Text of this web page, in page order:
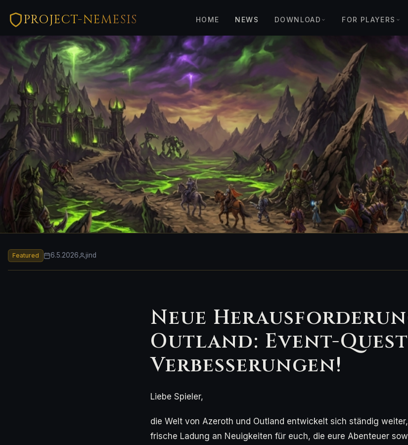
PROJECT-NEMESIS HOME NEWS DOWNLOAD FOR PLAYERS
Featured 6.5.2026 jind
Neue
Outland: Event-
Verbesserungen!
Liebe Spieler,
die Welt von Azeroth und Outland entwickelt sich ständig
frische Ladung an Neuigkeiten für euch, die eure Abenteuer